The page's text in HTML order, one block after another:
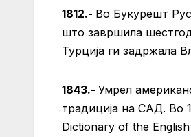
1812.- Во Букурешт
што завршила
Турција ги задржала
1843.- Умрел
традиција на САД. Во
Dictionary of the